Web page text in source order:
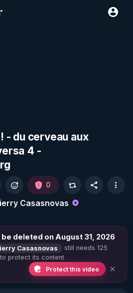
- du cerveau aux
4 -
Casasnovas
0
deleted on August 31, 2026
Casasnovas
still needs 125
protect its content
Protect this video